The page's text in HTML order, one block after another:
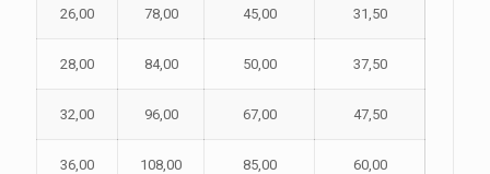
26,00 78,00 45,00 31,50
28,00 84,00 50,00 37,50
32,00 96,00 67,00 47,50
36,00 108,00 85,00 60,00